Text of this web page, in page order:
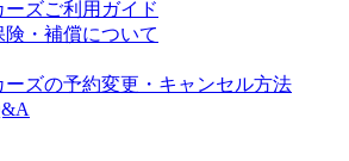
ーズご利用ガイド
険・補償について
ーズの予約変更・キャンセル方法